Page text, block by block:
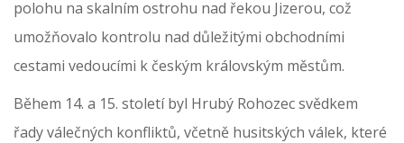
polohu na skalním ostrohu nad řekou Jizerou, což
umožňovalo kontrolu nad důležitými obchodními
cestami vedoucími k českým královským městům.
Během 14. a 15. století byl Hrubý Rohozec svědkem
řady válečných konfliktů, včetně husitských válek, které